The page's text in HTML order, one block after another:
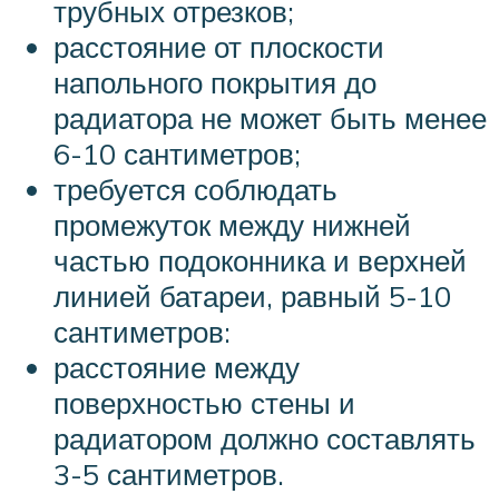
трубных отрезков;
расстояние от плоскости
напольного покрытия до
радиатора не может быть менее
6-10 сантиметров;
требуется соблюдать
промежуток между нижней
частью подоконника и верхней
линией батареи, равный 5-10
сантиметров:
расстояние между
поверхностью стены и
радиатором должно составлять
3-5 сантиметров.